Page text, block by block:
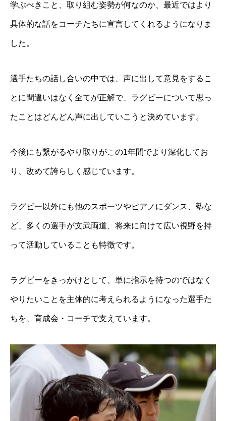
学ぶべきこと、取り組む姿勢が何なのか、最近ではより
具体的な話をコーチたちに宣言してくれるようになりま
した。
選手たちの話し合いの中では、声に出して意⾒をするこ
とに間違いはなく全てが正解で、ラグビーについて思っ
たことはどんどん声に出していこうと決めています。
今後にも繋がるやり取りがこの1年間でより深化してお
り、改めて誇らしく感じています。
ラグビー以外にも他のスポーツやピアノにダンス、塾な
ど、多くの選手が文武両道、将来に向けて広い視野を持
って活動していることも特徴です。
ラグビーをきっかけとして、単に指⽰を待つのではなく
やりたいことを主体的に考えられるようになった選手た
ちを、育成会・コーチで支えています。